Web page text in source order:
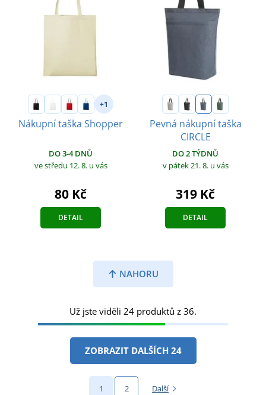
+1
Nákupní taška Shopper
DO 3-4 DNŮ
ve středu 12. 8. u vás
80 Kč
DETAIL
Pevná nákupní taška
CIRCLE
DO 2 TÝDNŮ
v pátek 21. 8. u vás
319 Kč
DETAIL
NAHORU
Už jste viděli 24 produktů z 36.
ZOBRAZIT DALŠÍCH 24
1 2 Další